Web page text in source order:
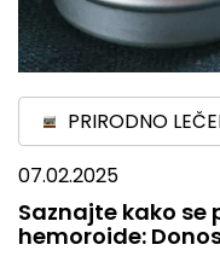
PRIRODNO
07.02.2025
Saznajte kako se
hemoroide: